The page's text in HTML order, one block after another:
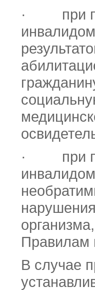
· при
· при
Правилам
В случае